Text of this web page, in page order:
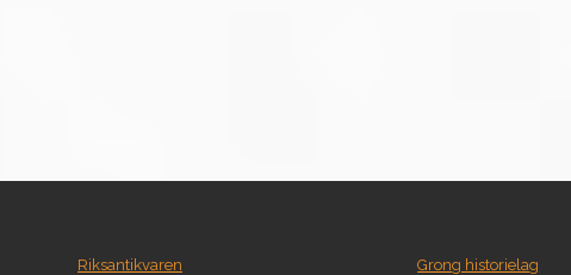
Riksantikvaren
Grong historielag